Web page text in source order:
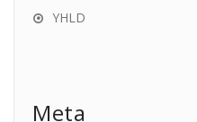
YHLD
Meta